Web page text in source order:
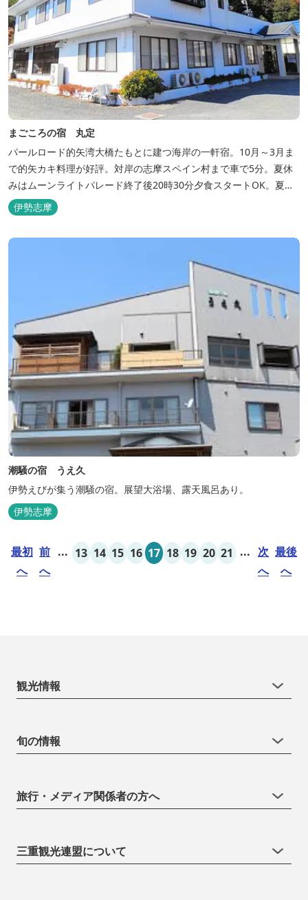
まごころの宿 丸定
パールロード的矢湾大橋たもとに建つ海岸の一軒宿。10月～3月ま
で的矢カキ料理が好評。対岸の志摩スペイン村まで車で5分。夏休
みはムーンライトパレード終了後20時30分夕食スタートOK。夏ガ
キ6月～8月も好評。
伊勢志摩
潮騒の宿 うえ久
伊勢えびが集う潮騒の宿。展望大浴場、露天風呂あり。
伊勢志摩
最初
へ
前
へ
... 13 14 15 16 17 18 19 20 21 ... 次
へ
最後
へ
観光情報
旬の情報
旅行・メディア関係者の方へ
三重観光連盟について